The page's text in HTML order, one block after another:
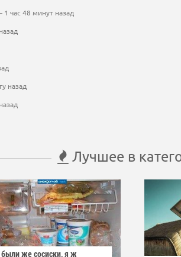
час 48 минут назад
назад
Лучшее в
же сосиски, я ж